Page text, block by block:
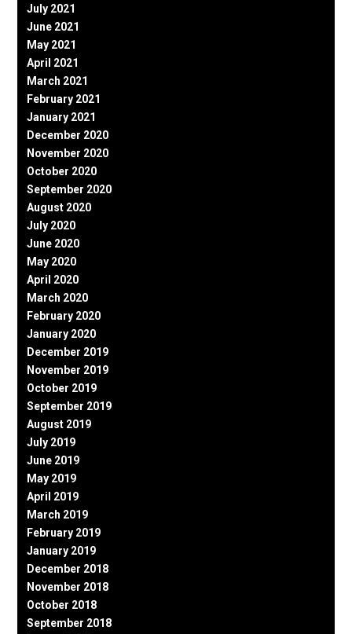
July 2021
June 2021
May 2021
April 2021
March 2021
February 2021
January 2021
December 2020
November 2020
October 2020
September 2020
August 2020
July 2020
June 2020
May 2020
April 2020
March 2020
February 2020
January 2020
December 2019
November 2019
October 2019
September 2019
August 2019
July 2019
June 2019
May 2019
April 2019
March 2019
February 2019
January 2019
December 2018
November 2018
October 2018
September 2018